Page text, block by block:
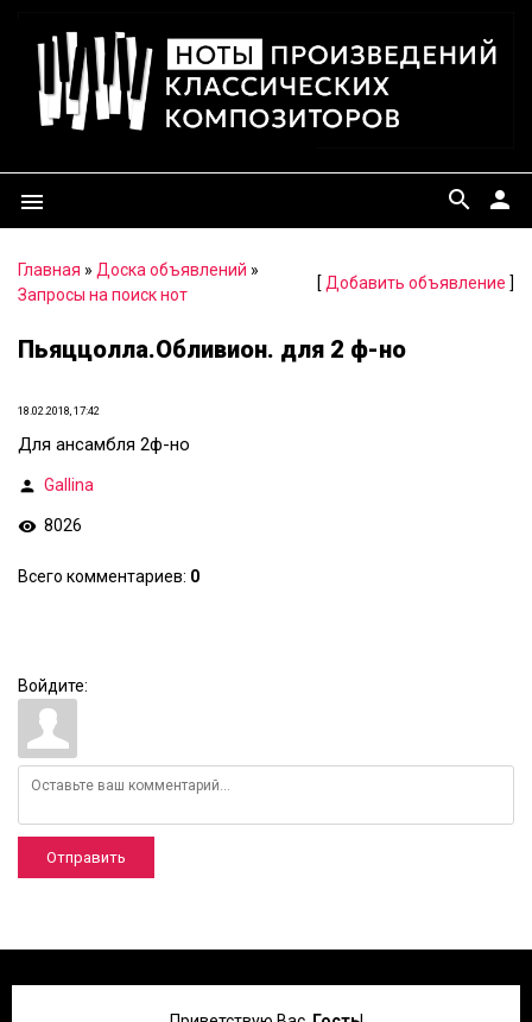
menu person
search
Главная » Доска объявлений »
Запросы на поиск нот
[ Добавить объявление ]
Пьяццолла.Обливион. для 2 ф-но
18.02.2018, 17:42
Для ансамбля 2ф-но
Gallina
8026
Всего комментариев: 0
Войдите:
Отправить